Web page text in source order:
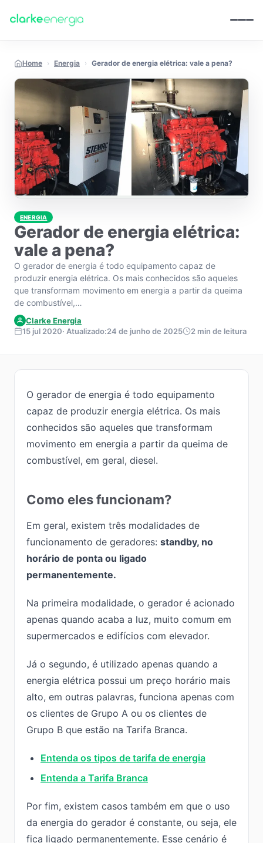
Home › Energia › Gerador de energia elétrica: vale a pena?
ENERGIA
Gerador de energia elétrica:
vale a pena?
O gerador de energia é todo equipamento capaz de
produzir energia elétrica. Os mais conhecidos são aqueles
que transformam movimento em energia a partir da queima
de combustível,…
Clarke Energia
15 jul 2020· Atualizado:24 de junho de 2025 2 min de leitura
O gerador de energia é todo equipamento
capaz de produzir energia elétrica. Os mais
conhecidos são aqueles que transformam
movimento em energia a partir da queima de
combustível, em geral, diesel.
Como eles funcionam?
Em geral, existem três modalidades de
funcionamento de geradores: standby, no
horário de ponta ou ligado
permanentemente.
Na primeira modalidade, o gerador é acionado
apenas quando acaba a luz, muito comum em
supermercados e edifícios com elevador.
Já o segundo, é utilizado apenas quando a
energia elétrica possui um preço horário mais
alto, em outras palavras, funciona apenas com
os clientes de Grupo A ou os clientes de
Grupo B que estão na Tarifa Branca.
Entenda os tipos de tarifa de energia
Entenda a Tarifa Branca
Por fim, existem casos também em que o uso
da energia do gerador é constante, ou seja, ele
fica ligado permanentemente. Esse cenário é